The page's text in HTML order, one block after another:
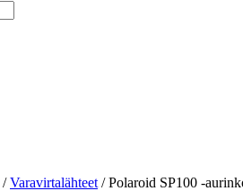
/Varavirtalähteet / Polaroid SP100 -